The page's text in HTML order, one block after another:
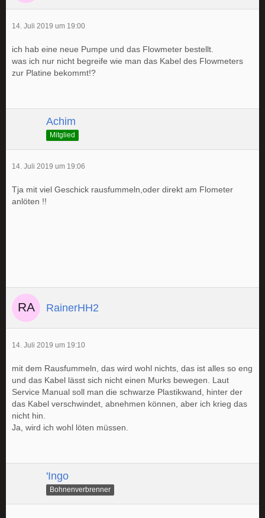
14. Juli 2019 um 19:00
ich hab eine neue Pumpe und das Flowmeter bestellt.
was ich nur nicht begreife wie man das Kabel des Flowmeters
zur Platine bekommt!?
Achim
Mitglied
14. Juli 2019 um 19:06
Tja mit viel Geschick rausfummeln,oder direkt am Flometer
anlöten !!
RainerHH2
14. Juli 2019 um 19:10
mit dem Rausfummeln, das wird wohl nichts, das ist alles so eng
und das Kabel lässt sich nicht einen Murks bewegen. Laut
Service Manual soll man die schwarze Plastikwand, hinter der
das Kabel verschwindet, abnehmen können, aber ich krieg das
nicht hin.
Ja, wird ich wohl löten müssen.
'Ingo
Bohnenverbrenner